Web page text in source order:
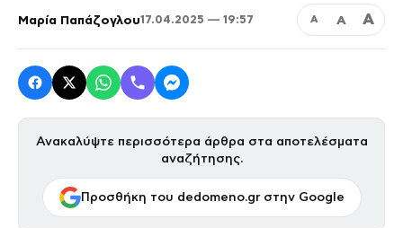
Μαρία Παπάζογλου17.04.2025 — 19:57 Α Α Α
Ανακαλύψτε περισσότερα άρθρα στα αποτελέσματα
αναζήτησης.
Προσθήκη του dedomeno.gr στην Google